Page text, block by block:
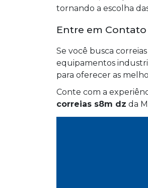
tornando a escolha
Entre em
Se você busca
equipamentos
para oferecer as
Conte com a
correias s8m dz da